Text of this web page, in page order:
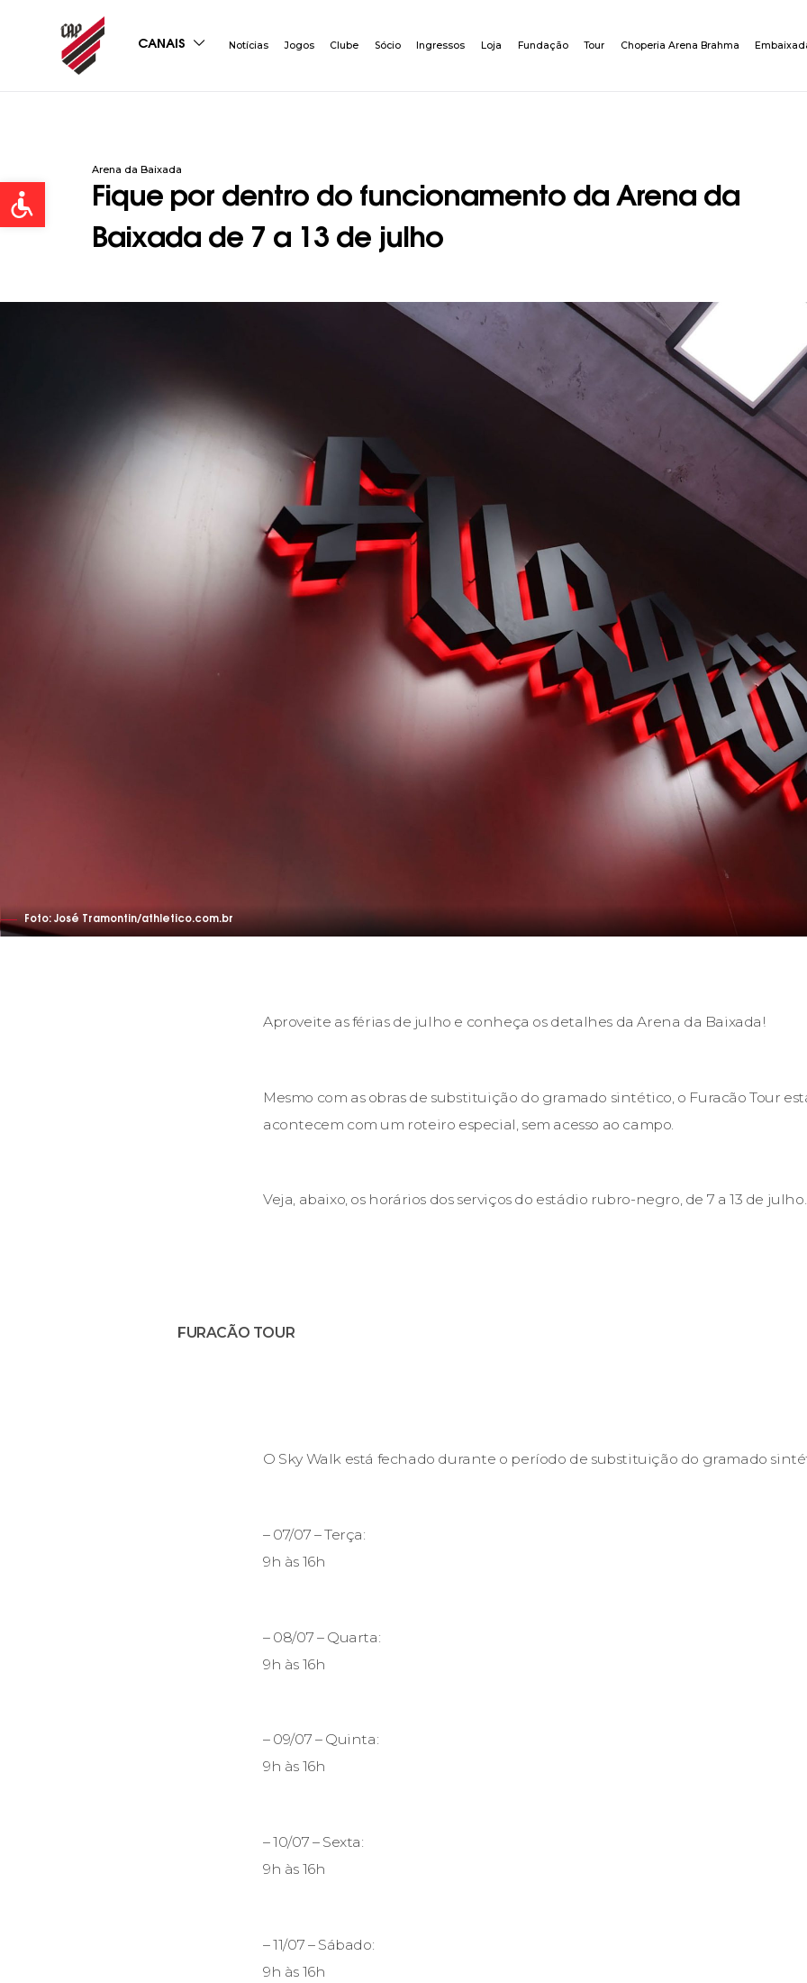
Open toolbar
CANAIS Notícias Jogos Clube Sócio Ingressos Loja Fundação Tour Choperia Arena Brahma
Arena da Baixada
Fique por dentro do funcionamento da Arena da
Baixada de 7 a 13 de julho
Foto: José Tramontin/athletico.com.br
Aproveite as férias de julho e conheça os detalhes da Arena da Baixada!
Mesmo com as obras de substituição do gramado sintético, o Furacão Tour
acontecem com um roteiro especial, sem acesso ao campo.
Veja, abaixo, os horários dos serviços do estádio rubro-negro, de 7 a 13 de julho.
FURACÃO TOUR
O Sky Walk está fechado durante o período de substituição do gramado
– 07/07 – Terça:
9h às 16h
– 08/07 – Quarta:
9h às 16h
– 09/07 – Quinta:
9h às 16h
– 10/07 – Sexta:
9h às 16h
– 11/07 – Sábado:
9h às 16h